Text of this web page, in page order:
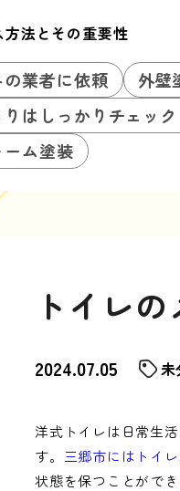
方法とその重要性
業者に依頼 外壁
はしっかりチェック
ム塗装
トイレ
2024.07.05 未
洋式トイレは日常生
す。
三郷市にはトイ
状態を保つことがで